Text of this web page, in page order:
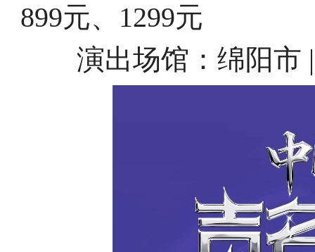
899元、1299元
演出场馆：绵阳市 |